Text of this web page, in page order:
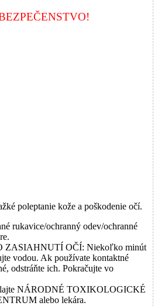
poleptanie kože a poškodenie očí.
rukavice/ochranný odev/ochranné
ZASIAHNUTÍ OČÍ: Niekoľko minút
vodou. Ak používate kontaktné
odstráňte ich. Pokračujte vo
NÁRODNÉ TOXIKOLOGICKÉ
alebo lekára.